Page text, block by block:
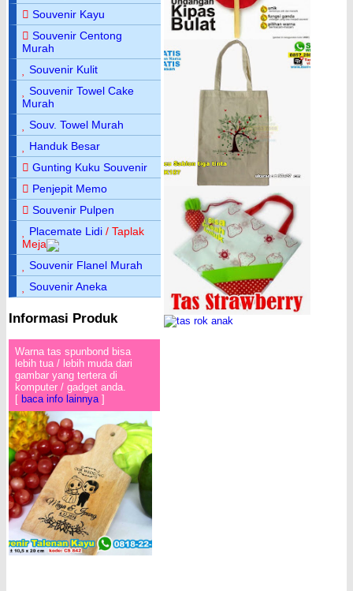
Souvenir Kayu
Souvenir Centong
Murah
Souvenir Kulit
Souvenir Towel Cake
Murah
Souv. Towel Murah
Handuk Besar
Gunting Kuku Souvenir
Penjepit Memo
Souvenir Pulpen
Placemate Lidi / Taplak
Meja
Souvenir Flanel Murah
Souvenir Aneka
Informasi Produk
Warna tas spunbond bisa
lebih tua / lebih muda dari
gambar yang tertera di
komputer / gadget anda.
[ baca info lainnya]